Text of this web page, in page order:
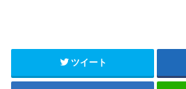
ツイート